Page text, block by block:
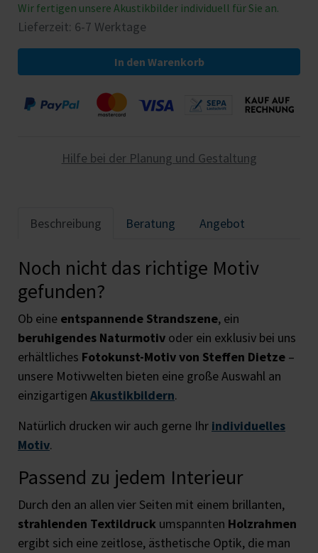
Wir fertigen unsere Akustikbilder individuell für Sie an.
Lieferzeit: 6-7 Werktage
In den Warenkorb
Hilfe bei der Planung und Gestaltung
Beschreibung Beratung Angebot
Noch nicht das richtige Motiv
gefunden?
Ob eine entspannende Strandszene, ein
beruhigendes Naturmotiv oder ein exklusiv bei uns
erhältliches Fotokunst-Motiv von Steffen Dietze –
unsere Motivwelten bieten eine große Auswahl an
einzigartigen Akustikbildern.
Natürlich drucken wir auch gerne Ihr individuelles
Motiv.
Passend zu jedem Interieur
Durch den an allen vier Seiten mit einem brillanten,
strahlenden Textildruck umspannten Holzrahmen
ergibt sich eine zeitlose, ästhetische Optik, die man